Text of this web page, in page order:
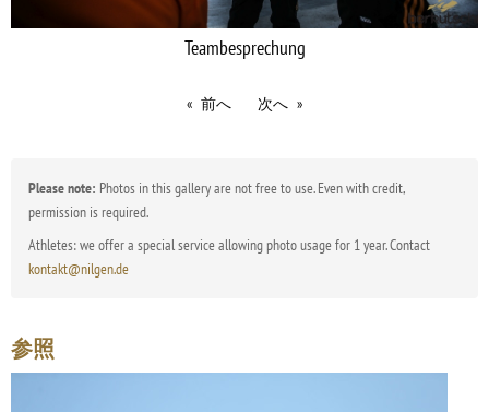
Teambesprechung
前へ 次へ
Please note: Photos in this gallery are not free to use. Even with credit,
permission is required.
Athletes: we offer a special service allowing photo usage for 1 year. Contact
kontakt@nilgen.de
参照